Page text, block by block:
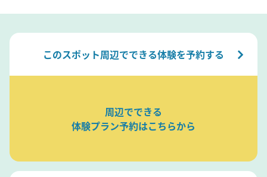
このスポット周辺でできる体験を予約する
周辺でできる
体験プラン予約はこちらから